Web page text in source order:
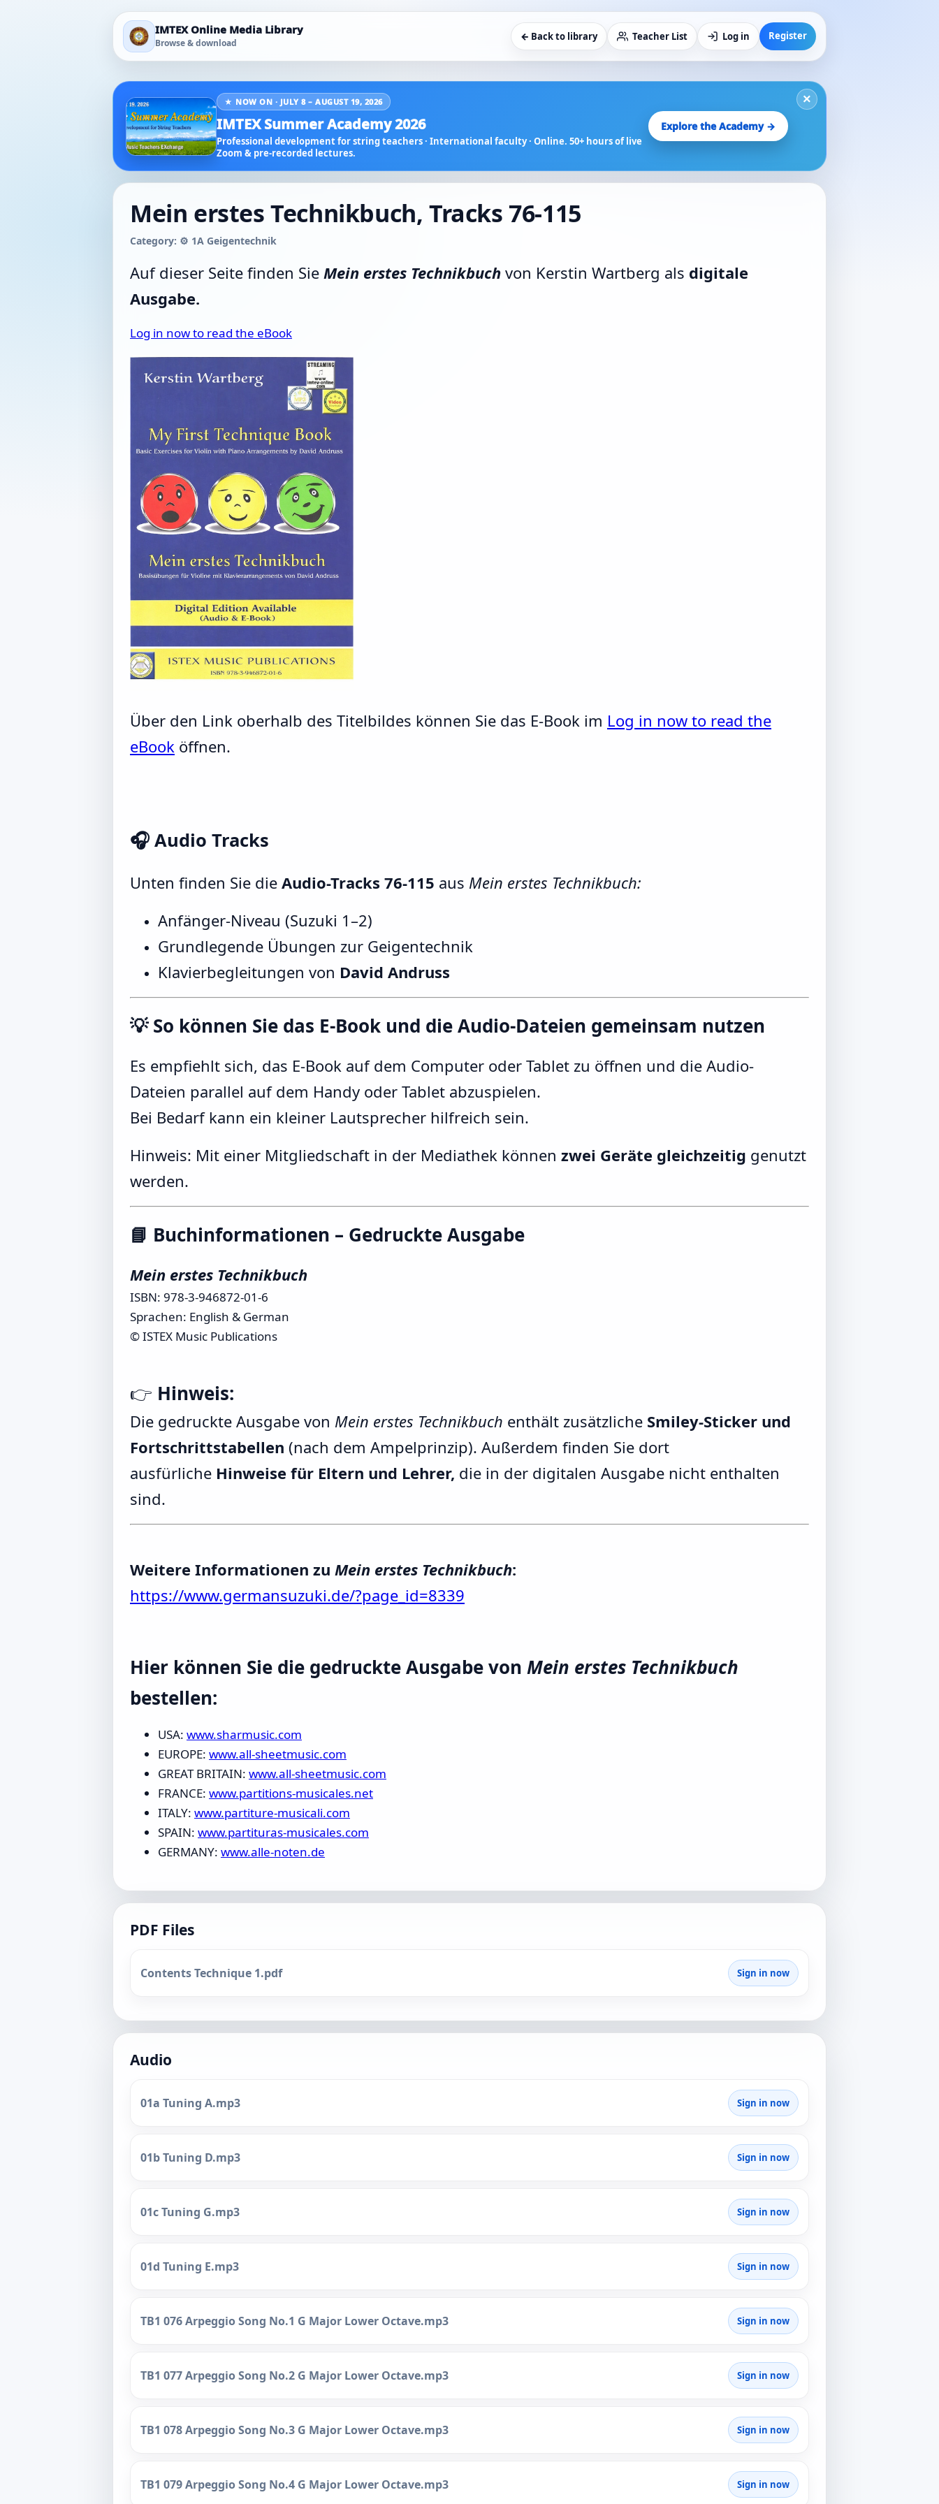
IMTEX Online Media Library
Browse & download
← Back to library Teacher List Log in Register
×
★ NOW ON · JULY 8 – AUGUST 19, 2026
IMTEX Summer Academy 2026
Professional development for string teachers · International faculty · Online. 50+ hours of live
Zoom & pre-recorded lectures.
Explore the Academy →
Mein erstes Technikbuch, Tracks 76-115
Category: ⚙️ 1A Geigentechnik
Auf dieser Seite finden Sie Mein erstes Technikbuch von Kerstin Wartberg als digitale
Ausgabe.
Log in now to read the eBook
Über den Link oberhalb des Titelbildes können Sie das E-Book im Log in now to read the
eBook öffnen.
🎧 Audio Tracks
Unten finden Sie die Audio-Tracks 76-115 aus Mein erstes Technikbuch:
Anfänger-Niveau (Suzuki 1–2)
Grundlegende Übungen zur Geigentechnik
Klavierbegleitungen von David Andruss
💡 So können Sie das E-Book und die Audio-Dateien gemeinsam nutzen
Es empfiehlt sich, das E-Book auf dem Computer oder Tablet zu öffnen und die Audio-
Dateien parallel auf dem Handy oder Tablet abzuspielen.
Bei Bedarf kann ein kleiner Lautsprecher hilfreich sein.
Hinweis: Mit einer Mitgliedschaft in der Mediathek können zwei Geräte gleichzeitig genutzt
werden.
📘 Buchinformationen – Gedruckte Ausgabe
Mein erstes Technikbuch
ISBN: 978-3-946872-01-6
Sprachen: English & German
© ISTEX Music Publications
👉 Hinweis:
Die gedruckte Ausgabe von Mein erstes Technikbuch enthält zusätzliche Smiley-Sticker und
Fortschrittstabellen (nach dem Ampelprinzip). Außerdem finden Sie dort
ausfürliche Hinweise für Eltern und Lehrer, die in der digitalen Ausgabe nicht enthalten
sind.
Weitere Informationen zu Mein erstes Technikbuch:
https://www.germansuzuki.de/?page_id=8339
Hier können Sie die gedruckte Ausgabe von Mein erstes Technikbuch
bestellen:
USA: www.sharmusic.com
EUROPE: www.all-sheetmusic.com
GREAT BRITAIN: www.all-sheetmusic.com
FRANCE: www.partitions-musicales.net
ITALY: www.partiture-musicali.com
SPAIN: www.partituras-musicales.com
GERMANY: www.alle-noten.de
PDF Files
Contents Technique 1.pdf Sign in now
Audio
01a Tuning A.mp3 Sign in now
01b Tuning D.mp3 Sign in now
01c Tuning G.mp3 Sign in now
01d Tuning E.mp3 Sign in now
TB1 076 Arpeggio Song No.1 G Major Lower Octave.mp3 Sign in now
TB1 077 Arpeggio Song No.2 G Major Lower Octave.mp3 Sign in now
TB1 078 Arpeggio Song No.3 G Major Lower Octave.mp3 Sign in now
TB1 079 Arpeggio Song No.4 G Major Lower Octave.mp3 Sign in now